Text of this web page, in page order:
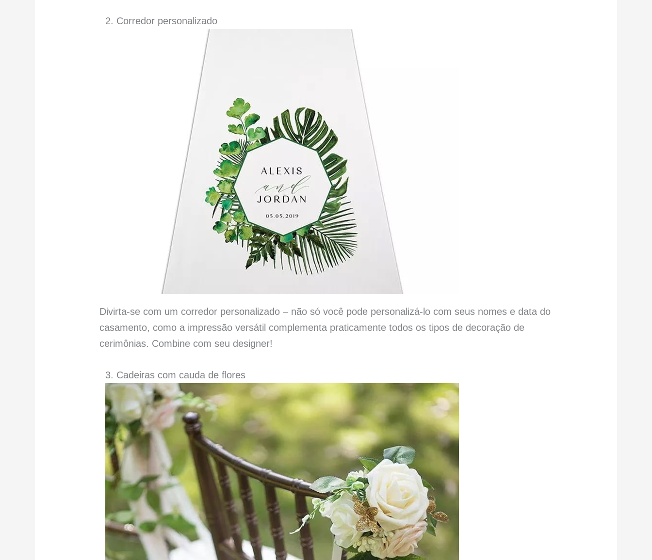
2. Corredor personalizado
Divirta-se com um corredor personalizado – não só você pode personalizá-lo com seus nomes e data do
casamento, como a impressão versátil complementa praticamente todos os tipos de decoração de
cerimônias. Combine com seu designer!
3. Cadeiras com cauda de flores